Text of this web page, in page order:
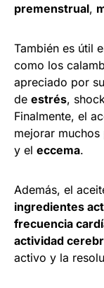
premenstrual,
También es útil
como los
apreciado por
de estrés,
Finalmente, el
mejorar
y el eccema.
Además, el
ingredientes
frecuencia
actividad
activo y la